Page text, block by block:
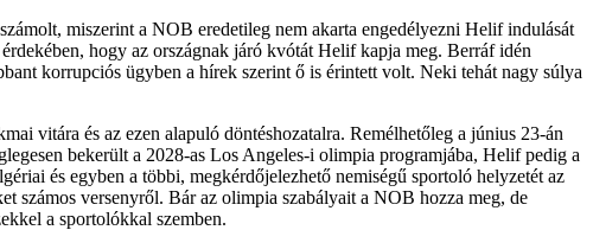
miszerint a NOB eredetileg nem akarta engedélyezni Helif indulását
hogy az országnak járó kvótát Helif kapja meg. Berráf idén
korrupciós ügyben a hírek szerint ő is érintett volt. Neki tehát nagy súlya
vitára és az ezen alapuló döntéshozatalra. Remélhetőleg a június 23-án
bekerült a 2028-as Los Angeles-i olimpia programjába, Helif pedig a
és egyben a többi, megkérdőjelezhető nemiségű sportoló helyzetét az
számos versenyről. Bár az olimpia szabályait a NOB hozza meg, de
a sportolókkal szemben.